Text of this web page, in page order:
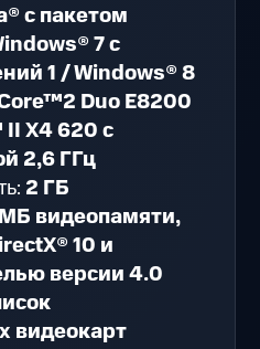
с пакетом
7 с
1 / Windows® 8
Duo E8200
X4 620 с
2,6 ГГц
2 ГБ
видеопамяти,
10 и
версии 4.0
видеокарт